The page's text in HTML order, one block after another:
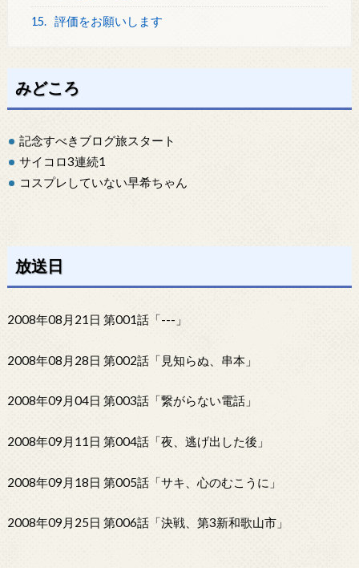
15. 評価をお願いします
みどころ
記念すべきブログ旅スタート
サイコロ3連続1
コスプレしていない早希ちゃん
放送日
2008年08月21日 第001話「---」
2008年08月28日 第002話「見知らぬ、串本」
2008年09月04日 第003話「繋がらない電話」
2008年09月11日 第004話「夜、逃げ出した後」
2008年09月18日 第005話「サキ、心のむこうに」
2008年09月25日 第006話「決戦、第3新和歌山市」